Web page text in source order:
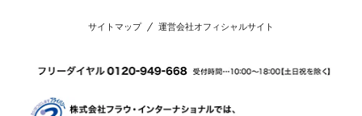
サイトマップ 運営会社オフィシャルサイト